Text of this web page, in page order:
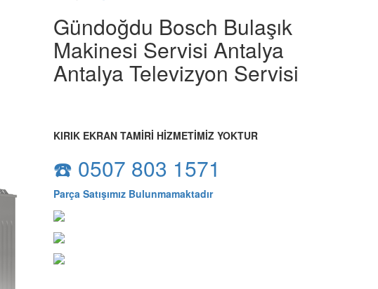
Gündoğdu Bosch Bulaşık
Makinesi Servisi Antalya
Antalya Televizyon Servisi
KIRIK EKRAN TAMİRİ HİZMETİMİZ YOKTUR
☎️ 0507 803 1571
Parça Satışımız Bulunmamaktadır